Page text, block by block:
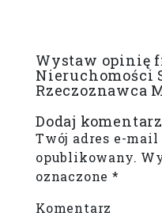
Wystaw opinię
Nieruchomości
Rzeczoznawca
Dodaj komentarz
Twój adres e-
opublikowany.
oznaczone*
Komentarz